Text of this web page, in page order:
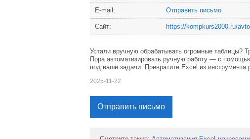
Е-mail: Отправить письмо
Сайт: https://kompkurs2000.ru/
Устали вручную обрабатывать огромные таблицы?
Пора автоматизировать ручную работу — с
под ваши задачи. Превратите Excel из
2025-11-22
Отправить письмо